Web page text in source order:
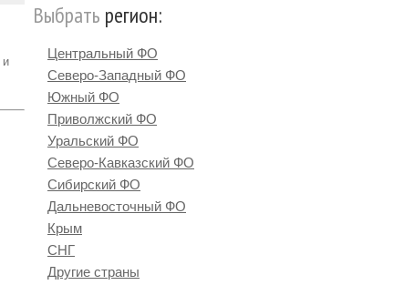
и
Выбрать регион:
Центральный ФО
Северо-Западный ФО
Южный ФО
Приволжский ФО
Уральский ФО
Северо-Кавказский ФО
Сибирский ФО
Дальневосточный ФО
Крым
СНГ
Другие страны